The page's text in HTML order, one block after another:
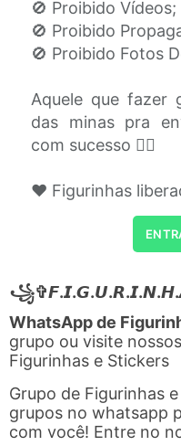
🚫 Proibido Vídeos;
🚫 Proibido
🚫 Proibido Fotos
Aquele que fazer
das minas pra
com sucesso 🙅‍♀️
❤️ Figurinhas
WhatsApp de
grupo ou visite
Figurinhas e Stickers
Grupo de Figurinhas
grupos no whatsapp
com você! Entre no